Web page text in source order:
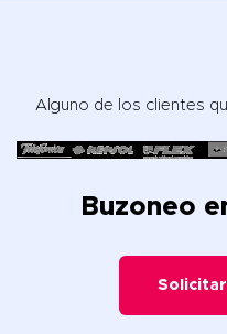
Alguno de los clientes
Buzoneo